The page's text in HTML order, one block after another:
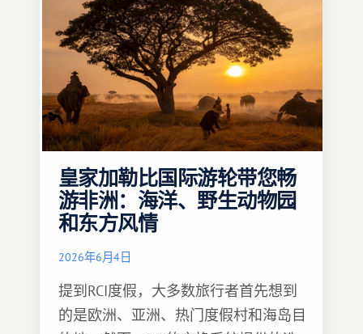
皇家加勒比国际游轮带您畅
游非洲：海洋、野生动物园
和东方风情
2026年6月4日
提到RCI度假，大多数旅行者首先想到
的是欧洲、亚洲、热门度假村和海岛目